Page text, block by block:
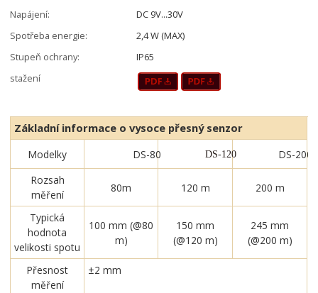
Napájení:
DC 9V...30V
Spotřeba energie:
2,4 W (MAX)
Stupeň ochrany:
IP65
stažení
Základní informace o vysoce přesný senzor
Modelky DS-80 DS-120
DS-200
Rozsah
měření
80m 120 m 200 m
Typická
hodnota
velikosti spotu
100 mm (@80
m)
150 mm
(@120 m)
245 mm
(@200 m)
Přesnost
měření
±2 mm